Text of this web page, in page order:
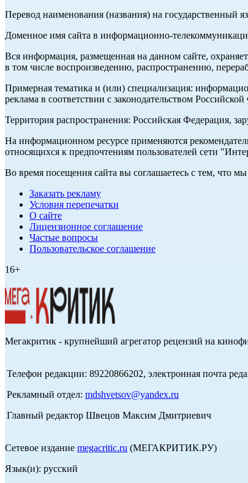
Перевод наименования (названия) на государственный
Доменное имя сайта в информационно-
Вся информация, размещенная на данном сайте,
в том числе воспроизведению, распространению,
Примерная тематика и (или) специализация:
реклама в соответствии с законодательством
Территория распространения: Российская Федерация,
На информационном ресурсе применяются
относящихся к предпочтениям пользователей сети
Во время посещения сайта вы соглашаетесь с тем, что
Заказать рекламу
Условия перепечатки
О сайте
Лицензионное соглашение
Частые вопросы
Пользовательское соглашение
16+
Мегакритик - крупнейший агрегатор рецензий на
Телефон редакции: 89220866202, электронная почта
Рекламный отдел: mdshvetsov@yandex.ru
Главный редактор Швецов Максим Дмитриевич
Сетевое издание megacritic.ru (МЕГАКРИТИК.РУ)
Язык(и): русский